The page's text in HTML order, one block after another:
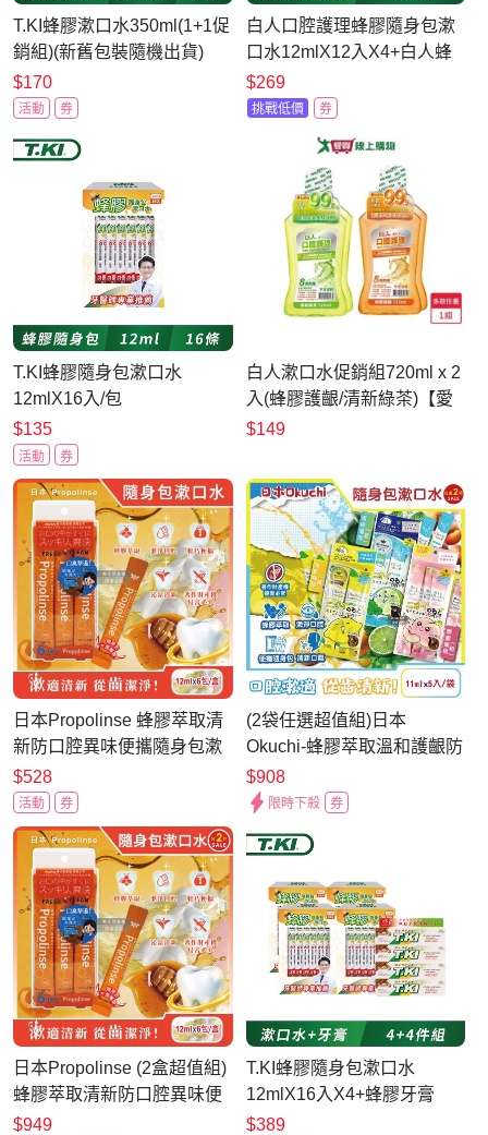
T.KI蜂膠漱口水350ml(1+1促
銷組)(新舊包裝隨機出貨)
$170
活動 券
白人口腔護理蜂膠隨身包漱
口水12mlX12入X4+白人蜂
膠30gx4
$269
挑戰低價 券
T.KI蜂膠隨身包漱口水
12mlX16入/包
$135
活動 券
白人漱口水促銷組720ml x 2
入(蜂膠護齦/清新綠茶)【愛
買】
$149
日本Propolinse 蜂膠萃取清
新防口腔異味便攜隨身包漱
口水12mlx6包/盒(木醣醇薄
荷醇潔齒水旅行組,獨立包裝
口內洗淨液,飯後沁涼淨味去
除殘渣)
$528
活動 券
(2袋任選超值組)日本
Okuchi-蜂膠萃取溫和護齦防
口臭攜帶式隨身包漱口水
11mlx5入/袋(口內洗淨液,便
新液體牙膏)
$908
限時下殺 券
日本Propolinse (2盒超值組)
蜂膠萃取清新防口腔異味便
攜隨身包漱口水12mlx6包/盒
$949
T.KI蜂膠隨身包漱口水
12mlX16入X4+蜂膠牙膏
20gX4
$389